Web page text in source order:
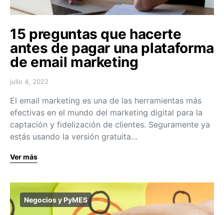
15 preguntas que hacerte
antes de pagar una plataforma
de email marketing
julio 4, 2022
El email marketing es una de las herramientas más
efectivas en el mundo del marketing digital para la
captación y fidelización de clientes. Seguramente ya
estás usando la versión gratuita…
Ver más
Negocios y PyMES